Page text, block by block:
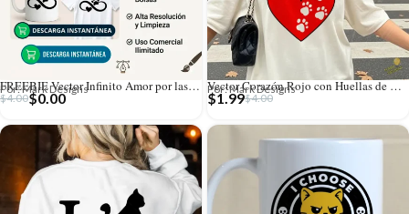
FREEBIE Vector Infinito Amor por las Mascotas Gratis
Por: Mark Designs
$4.00$0.00
Vector Corazón Rojo con Huellas de Mascota para Sublimación
Por: Mark Designs
$4.00
$1.99